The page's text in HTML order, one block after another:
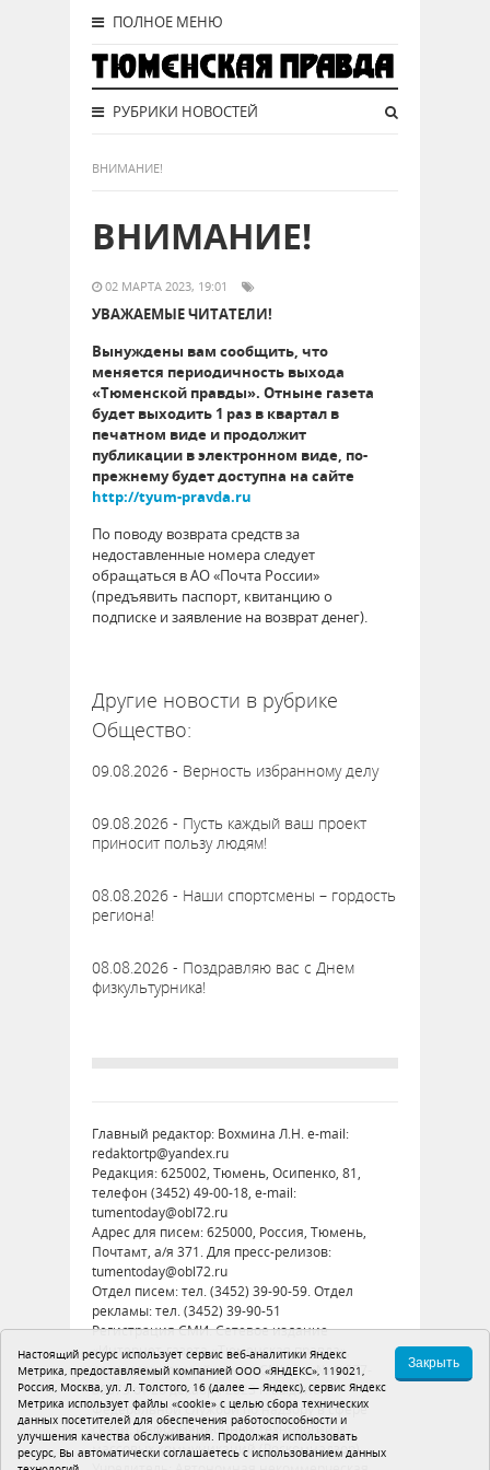
ПОЛНОЕ МЕНЮ
РУБРИКИ НОВОСТЕЙ
ВНИМАНИЕ!
ВНИМАНИЕ!
02 МАРТА 2023, 19:01
УВАЖАЕМЫЕ ЧИТАТЕЛИ!
Вынуждены вам сообщить, что
меняется периодичность выхода
«Тюменской правды». Отныне газета
будет выходить 1 раз в квартал в
печатном виде и продолжит
публикации в электронном виде, по-
прежнему будет доступна на сайте
http://tyum-pravda.ru
По поводу возврата средств за
недоставленные номера следует
обращаться в АО «Почта России»
(предъявить паспорт, квитанцию о
подписке и заявление на возврат денег).
Другие новости в рубрике
Общество:
09.08.2026 - Верность избранному делу
09.08.2026 - Пусть каждый ваш проект
приносит пользу людям!
08.08.2026 - Наши спортсмены – гордость
региона!
08.08.2026 - Поздравляю вас с Днем
физкультурника!
Главный редактор: Вохмина Л.Н. e-mail:
redaktortp@yandex.ru
Редакция: 625002, Тюмень, Осипенко, 81,
телефон (3452) 49-00-18, e-mail:
tumentoday@obl72.ru
Адрес для писем: 625000, Россия, Тюмень,
Почтамт, а/я 371. Для пресс-релизов:
tumentoday@obl72.ru
Отдел писем: тел. (3452) 39-90-59. Отдел
рекламы: тел. (3452) 39-90-51
Регистрация СМИ: Сетевое издание
«Интернет-газета «Тюменская правда»,
регистрационный номер СМИ Эл № ФС77-
86575 от 26 декабря 2023 г. выдано
Федеральной службой по надзору в сфере
связи, информационных технологий и
массовых коммуникаций (Роскомнадзор)
Настоящий ресурс использует сервис веб-аналитики Яндекс
Метрика, предоставляемый компанией ООО «ЯНДЕКС», 119021,
Россия, Москва, ул. Л. Толстого, 16 (далее — Яндекс), сервис Яндекс
Метрика использует файлы «cookie» с целью сбора технических
данных посетителей для обеспечения работоспособности и
улучшения качества обслуживания. Продолжая использовать
ресурс, Вы автоматически соглашаетесь с использованием данных
Закрыть